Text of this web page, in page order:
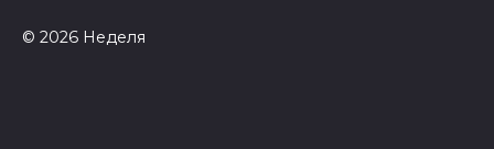
© 2026 Неделя